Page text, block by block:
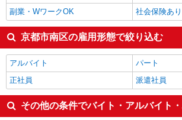
副業・WワークOK
社会保険あり
京都市南区の雇用形態で絞り込む
アルバイト
パート
正社員
派遣社員
その他の条件でバイト・アルバイト